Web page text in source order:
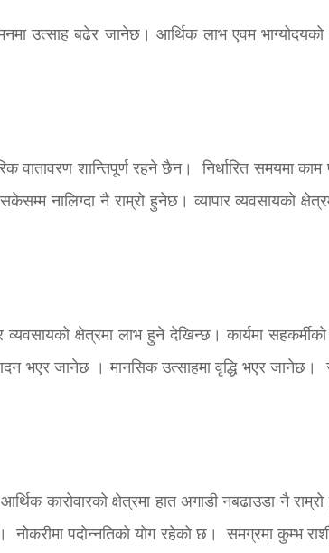
उत्साह बढेर जानेछ। आर्थिक लाभ एवम
वातावरण शान्तिपूर्ण रहने छैन। निर्धारित समयमा
नालिग्दा नै राम्रो हुनेछ। व्यापार व्यवसायको
क्षेत्रमा लाभ हुने देखिन्छ। कार्यमा
भएर जानेछ । मानसिक उत्साहमा वृद्धि भएर
कारोवारको क्षेत्रमा हात अगाडी नबढाउडा नै
पदोन्नतिको योग रहेको छ। समग्रमा कुम्भ